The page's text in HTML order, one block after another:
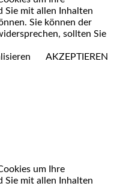
Sie mit allen Inhalten
Sie können der
sollten Sie
AKZEPTIEREN
um Ihre
Sie mit allen Inhalten